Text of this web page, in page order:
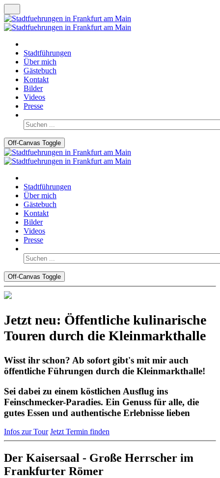
Stadtführungen
Über mich
Gästebuch
Kontakt
Bilder
Videos
Presse
Off-Canvas Toggle
Stadtführungen
Über mich
Gästebuch
Kontakt
Bilder
Videos
Presse
Off-Canvas Toggle
Jetzt neu: Öffentliche kulinarische
Touren durch die Kleinmarkthalle
Wisst ihr schon? Ab sofort gibt's mit mir auch
öffentliche Führungen durch die Kleinmarkthalle!
Sei dabei zu einem köstlichen Ausflug ins
Feinschmecker-Paradies. Ein Genuss für alle, die
gutes Essen und authentische Erlebnisse lieben
Infos zur Tour Jetzt Termin finden
Der Kaisersaal - Große Herrscher im
Frankfurter Römer